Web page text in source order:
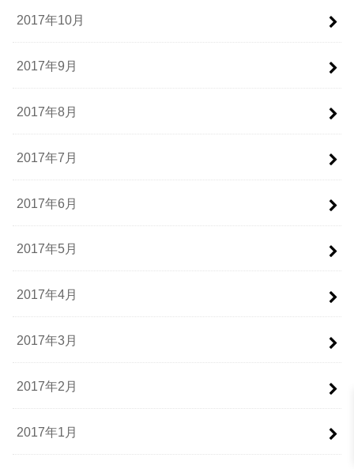
2017年10月
2017年9月
2017年8月
2017年7月
2017年6月
2017年5月
2017年4月
2017年3月
2017年2月
2017年1月